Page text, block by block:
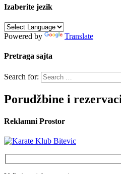
Izaberite jezik
Powered by Translate
Pretraga sajta
Search for:
Porudžbine i
Reklamni Prostor